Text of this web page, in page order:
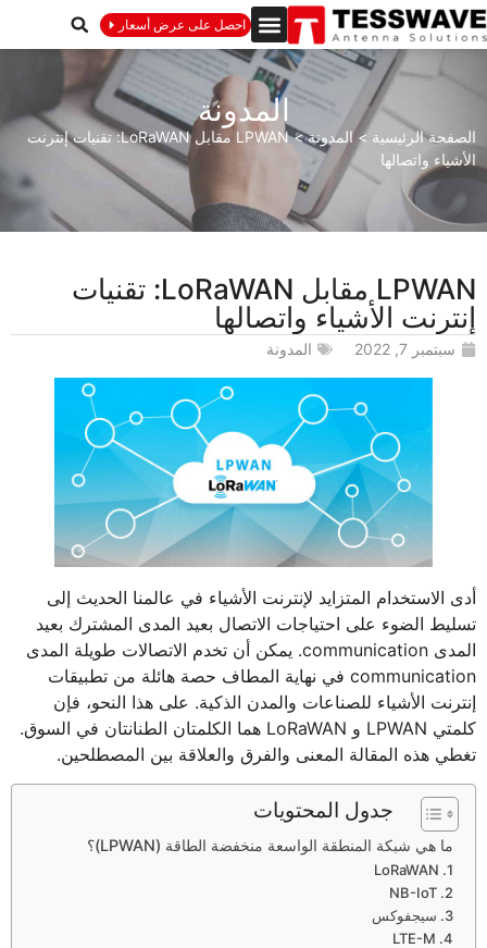
احصل على عرض أسعار
المدونة
الصفحة الرئيسية >المدونة>
LPWAN مقابل LoRaWAN: تقنيات إنترنت
الأشياء واتصالها
LPWAN مقابل LoRaWAN: تقنيات
إنترنت الأشياء واتصالها
سبتمبر 7, 2022 المدونة
أدى الاستخدام المتزايد لإنترنت الأشياء في عالمنا الحديث إلى
تسليط الضوء على احتياجات الاتصال بعيد المدى المشترك بعيد
المدى communication. يمكن أن تخدم الاتصالات طويلة المدى
communication في نهاية المطاف حصة هائلة من تطبيقات
إنترنت الأشياء للصناعات والمدن الذكية. على هذا النحو، فإن
كلمتي LPWAN و LoRaWAN هما الكلمتان الطنانتان في السوق.
تغطي هذه المقالة المعنى والفرق والعلاقة بين المصطلحين.
جدول المحتويات
ما هي شبكة المنطقة الواسعة منخفضة الطاقة (LPWAN)؟
1. LoRaWAN
2. NB-IoT
3. سيجفوكس
4. LTE-M